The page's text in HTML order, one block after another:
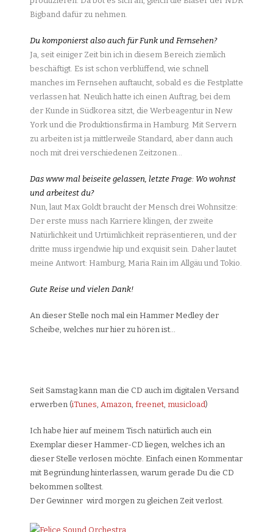
Bigband dafür zu nehmen.
Du komponierst also auch für Funk und Fernsehen?
Ja, seit einiger Zeit bin ich in diesem Bereich ziemlich
beschäftigt. Es ist schon verblüffend, wie schnell
manches im Fernsehen auftaucht, sobald es die Festplatte
verlassen hat. Neulich hatte ich einen Auftrag, bei dem
der Kunde in Südkorea sitzt, die Werbeagentur in New
York und die Produktionsfirma in Hamburg. Mit Servern
zu arbeiten ist ja mittlerweile Standard, aber dann auch
noch mit drei verschiedenen Zeitzonen…
Das www mal beiseite gelassen, letzte Frage: Wo wohnst
und arbeitest du?
Nun, laut Max Goldt braucht der Mensch drei Wohnsitze:
Der erste muss nach Karriere klingen, der zweite
Natürlichkeit und Urtümlichkeit repräsentieren, und der
dritte muss irgendwie hip und exquisit sein. Daher lautet
meine Antwort: Hamburg, Maria Rain im Allgäu und Tokio.
Gute Reise und vielen Dank!
An dieser Stelle noch mal ein Hammer Medley der
Scheibe, welches nur hier zu hören ist…
Seit Samstag kann man die CD auch im digitalen Versand
erwerben (iTunes, Amazon, freenet, musicload)
Ich habe hier auf meinem Tisch natürlich auch ein
Exemplar dieser Hammer-CD liegen, welches ich an
dieser Stelle verlosen möchte. Einfach einen Kommentar
mit Begründung hinterlassen, warum gerade Du die CD
bekommen solltest.
Der Gewinner wird morgen zu gleichen Zeit verlost.